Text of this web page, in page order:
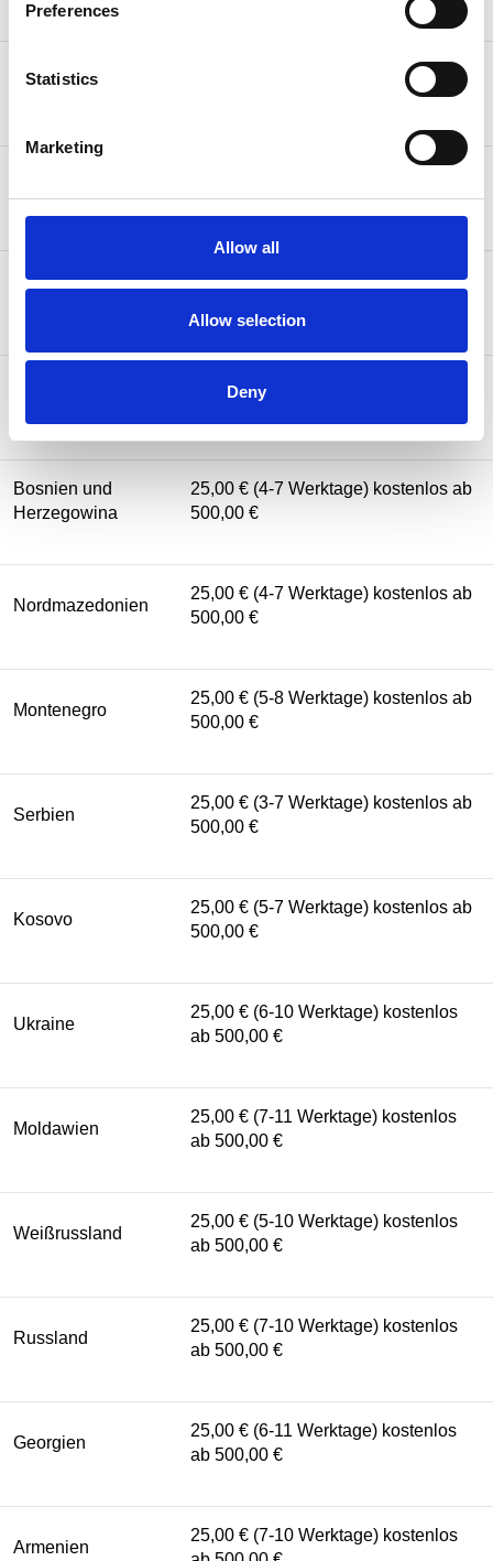
Preferences
Statistics
Marketing
Allow all
Allow selection
Deny
Island
25,00 € (3-5 Werktage) kostenlos ab
500,00 €
Vereinigtes
25,00 € (3-5 Werktage) kostenlos ab
25,00 € (5-7 Werktage) kostenlos ab
Bosnien und
Herzegowina
25,00 € (4-7 Werktage) kostenlos ab
500,00 €
Nordmazedonien
25,00 € (4-7 Werktage) kostenlos ab
500,00 €
Montenegro
25,00 € (5-8 Werktage) kostenlos ab
500,00 €
Serbien
25,00 € (3-7 Werktage) kostenlos ab
500,00 €
Kosovo
25,00 € (5-7 Werktage) kostenlos ab
500,00 €
Ukraine
25,00 € (6-10 Werktage) kostenlos
ab 500,00 €
Moldawien
25,00 € (7-11 Werktage) kostenlos
ab 500,00 €
Weißrussland
25,00 € (5-10 Werktage) kostenlos
ab 500,00 €
Russland
25,00 € (7-10 Werktage) kostenlos
ab 500,00 €
Georgien
25,00 € (6-11 Werktage) kostenlos
ab 500,00 €
Armenien
25,00 € (7-10 Werktage) kostenlos